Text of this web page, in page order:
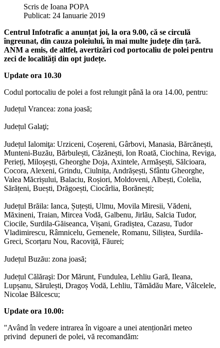
Scris de Ioana POPA
Publicat: 24 Ianuarie 2019
Centrul Infotrafic a anunțat joi, la ora 9.00, că se circulă
îngreunat, din cauza poleiului, în mai multe județe din țară.
ANM a emis, de altfel, avertizări cod portocaliu de polei pentru
zeci de localități din opt județe.
Update ora 10.30
Codul portocaliu de polei a fost relungit până la ora 14.00, pentru:
Județul Vrancea: zona joasă;
Județul Galaţi;
Județul Ialomiţa: Urziceni, Coșereni, Gârbovi, Manasia, Bărcănești,
Munteni-Buzău, Bărbulești, Căzănești, Ion Roată, Ciochina, Reviga,
Perieți, Miloșești, Gheorghe Doja, Axintele, Armășești, Sălcioara,
Cocora, Alexeni, Grindu, Ciulnița, Andrășești, Sfântu Gheorghe,
Valea Măcrișului, Balaciu, Roșiori, Moldoveni, Albești, Colelia,
Sărățeni, Buești, Drăgoești, Ciocârlia, Borănești;
Județul Brăila: Ianca, Șuțești, Ulmu, Movila Miresii, Vădeni,
Măxineni, Traian, Mircea Vodă, Galbenu, Jirlău, Salcia Tudor,
Ciocile, Surdila-Găiseanca, Vișani, Gradiștea, Cazasu, Tudor
Vladimirescu, Râmnicelu, Gemenele, Romanu, Siliștea, Surdila-
Greci, Scorțaru Nou, Racoviță, Făurei;
Județul Buzău: zona joasă;
Județul Călăraşi: Dor Mărunt, Fundulea, Lehliu Gară, Ileana,
Lupșanu, Sărulești, Dragoș Vodă, Lehliu, Tămădău Mare, Vâlcelele,
Nicolae Bălcescu;
Update ora 10.00:
"Având în vedere intrarea în vigoare a unei atenționări meteo
privind depuneri de polei, vă recomandăm: